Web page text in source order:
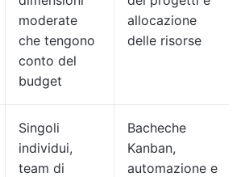
moderate
che tengono
conto del
budget
allocazione
delle risorse
Singoli
individui,
team di
Bacheche
Kanban,
automazione e